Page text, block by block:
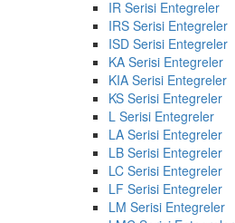
IR Serisi Entegreler
IRS Serisi Entegreler
ISD Serisi Entegreler
KA Serisi Entegreler
KIA Serisi Entegreler
KS Serisi Entegreler
L Serisi Entegreler
LA Serisi Entegreler
LB Serisi Entegreler
LC Serisi Entegreler
LF Serisi Entegreler
LM Serisi Entegreler